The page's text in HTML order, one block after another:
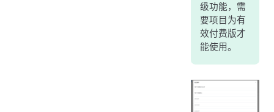
级功能，需
要项目为有
效付费版才
能使用。